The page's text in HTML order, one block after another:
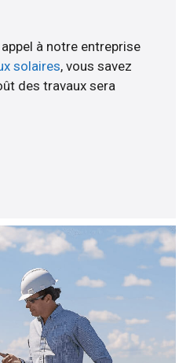
à notre entreprise
solaires, vous savez
des travaux sera